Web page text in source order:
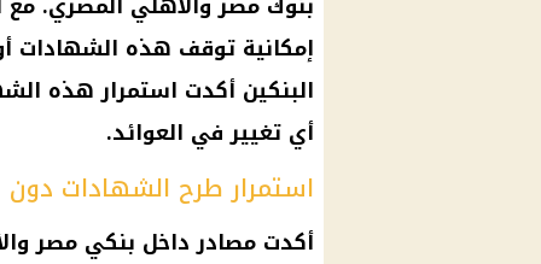
إمكانية توقف هذه الشهادات
البنكين أكدت استمرار هذه
أي تغيير في العوائد.
استمرار طرح الشهادات دون
أكدت مصادر داخل بنكي مصر